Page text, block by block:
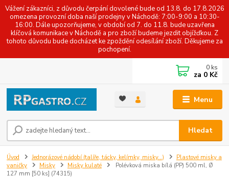
Vážení zákazníci, z důvodu čerpání dovolené bude od 13.8. do 17.8.2026
omezena provozní doba naší prodejny v Náchodě: 7:00-9:00 a 10:30-
16:00. Dále upozorňujeme, v období od 7. do 11.8. bude uzavřena
klíčová komunikace v Náchodě a pro zboží budeme jezdit objížďkou. Z
tohoto důvodu bude docházet ke zpoždění odesílání zboží. Děkujeme za
pochopení.
Menu
Hledat
0 ks
za 0 Kč
Úvod Jednorázové nádobí (talíře, tácky, kelímky, misky...)
Plastové misky a
vaničky
Misky Misky kulaté
Polévková miska bílá (PP) 500 ml, Ø
127 mm [50 ks] (74315)